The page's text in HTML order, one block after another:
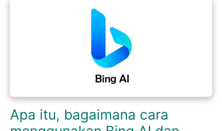
Apa itu, bagaimana cara